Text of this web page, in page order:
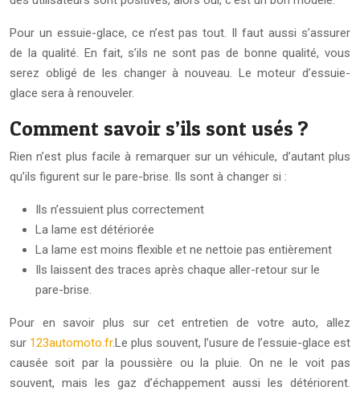
Pour un essuie-glace, ce n’est pas tout. Il faut aussi s’assurer
de la qualité. En fait, s’ils ne sont pas de bonne qualité, vous
serez obligé de les changer à nouveau. Le moteur d’essuie-
glace sera à renouveler.
Comment savoir s’ils sont usés ?
Rien n’est plus facile à remarquer sur un véhicule, d’autant plus
qu’ils figurent sur le pare-brise. Ils sont à changer si :
Ils n’essuient plus correctement
La lame est détériorée
La lame est moins flexible et ne nettoie pas entièrement
Ils laissent des traces après chaque aller-retour sur le
pare-brise.
Pour en savoir plus sur cet entretien de votre auto, allez
sur 123automoto.fr.Le plus souvent, l’usure de l’essuie-glace est
causée soit par la poussière ou la pluie. On ne le voit pas
souvent, mais les gaz d’échappement aussi les détériorent.